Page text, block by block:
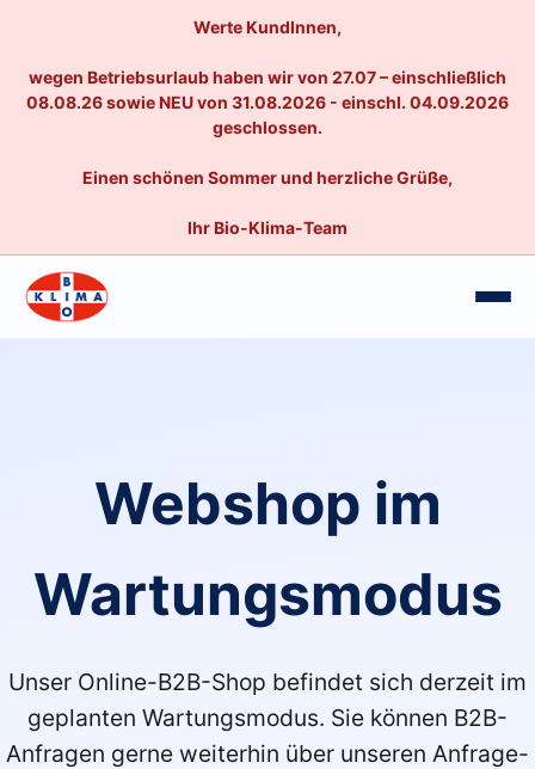
Werte KundInnen,
wegen Betriebsurlaub haben wir von 27.07 – einschließlich
08.08.26 sowie NEU von 31.08.2026 - einschl. 04.09.2026
geschlossen.
Einen schönen Sommer und herzliche Grüße,
Ihr Bio-Klima-Team
Webshop im
Wartungsmodus
Unser Online-B2B-Shop befindet sich derzeit im
geplanten Wartungsmodus. Sie können B2B-
Anfragen gerne weiterhin über unseren Anfrage-